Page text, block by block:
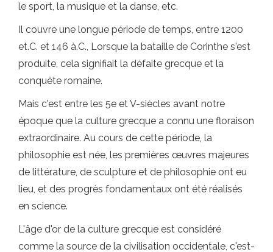
le sport, la musique et la danse, etc.
Il couvre une longue période de temps, entre 1200
et.C. et 146 à.C., Lorsque la bataille de Corinthe s'est
produite, cela signifiait la défaite grecque et la
conquête romaine.
Mais c'est entre les 5e et V-siècles avant notre
époque que la culture grecque a connu une floraison
extraordinaire. Au cours de cette période, la
philosophie est née, les premières œuvres majeures
de littérature, de sculpture et de philosophie ont eu
lieu, et des progrès fondamentaux ont été réalisés
en science.
L'âge d'or de la culture grecque est considéré
comme la source de la civilisation occidentale, c'est-